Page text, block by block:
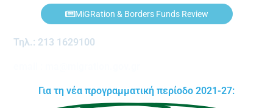
MiGRation & Borders Funds Review
Τηλ.: 213 1629100
Για τη νέα προγραμματική περίοδο 2021-27: